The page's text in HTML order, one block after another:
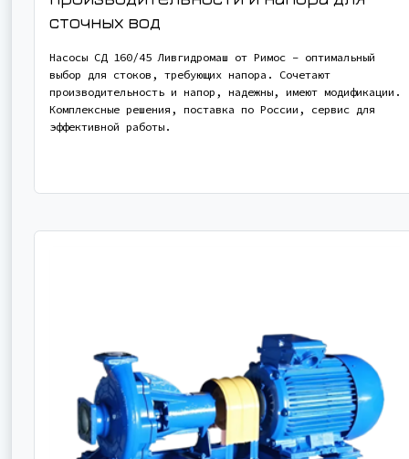
сточных вод
Насосы СД 160/45 Ливгидромаш от Римос – оптимальный
выбор для стоков, требующих напора. Сочетают
производительность и напор, надежны, имеют модификации.
Комплексные решения, поставка по России, сервис для
эффективной работы.